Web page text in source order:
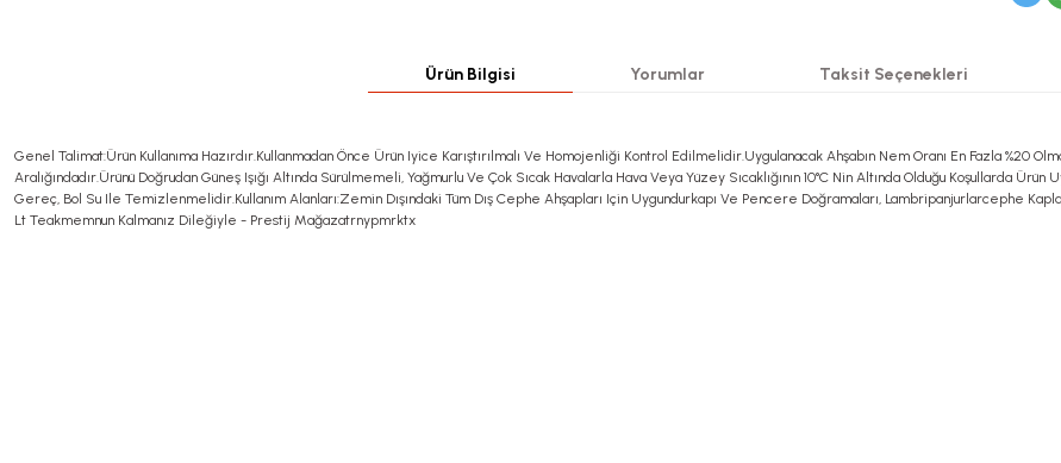
Ürün Bilgisi Yorumlar Taksit Seçenekleri
Genel Talimat:Ürün Kullanıma Hazırdır.Kullanmadan Önce Ürün Iyice Karıştırılmalı Ve Homojenliği Kontrol Edilmelidir.Uygulanacak Ahşabın Nem Oranı En Fazla %20
Aralığındadır.Ürünü Doğrudan Güneş Işığı Altında Sürülmemeli, Yağmurlu Ve Çok Sıcak Havalarla Hava Veya Yüzey Sıcaklığının 10°C Nin Altında Olduğu Koşullarda Ürün
Gereç, Bol Su Ile Temizlenmelidir.Kullanım Alanları:Zemin Dışındaki Tüm Dış Cephe Ahşapları Için Uygundurkapı Ve Pencere Doğramaları, Lambripanjurlarcephe
Lt Teakmemnun Kalmanız Dileğiyle - Prestij Mağazatrnypmrktx